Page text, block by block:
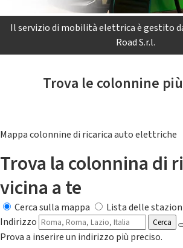
Il servizio di mobilità elettrica è gestito
Road S.r.l.
Trova le colonnine
Mappa colonnine di ricarica auto elettriche
Trova la colonnina di
vicina a te
Cerca sulla mappa
Lista delle
Indirizzo
Cerca
Prova a inserire un indirizzo più preciso.